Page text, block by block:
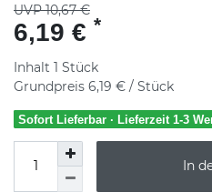
UVP 10,67 €
6,19 € *
Inhalt 1 Stück
Grundpreis 6,19 € / Stück
Sofort Lieferbar · Lieferzeit 1-3
In